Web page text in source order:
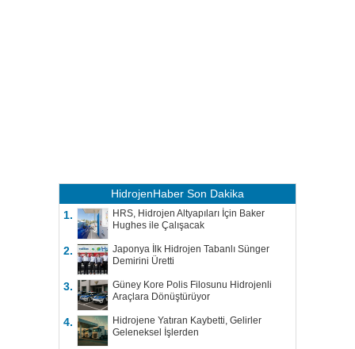
HidrojenHaber Son Dakika
1.
HRS, Hidrojen Altyapıları İçin Baker
Hughes ile Çalışacak
2.
Japonya İlk Hidrojen Tabanlı Sünger
Demirini Üretti
3.
Güney Kore Polis Filosunu Hidrojenli
Araçlara Dönüştürüyor
4.
Hidrojene Yatıran Kaybetti, Gelirler
Geleneksel İşlerden